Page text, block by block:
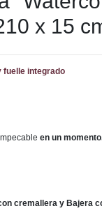
x 15
fuelle integrado
en un
cremallera y Bajera